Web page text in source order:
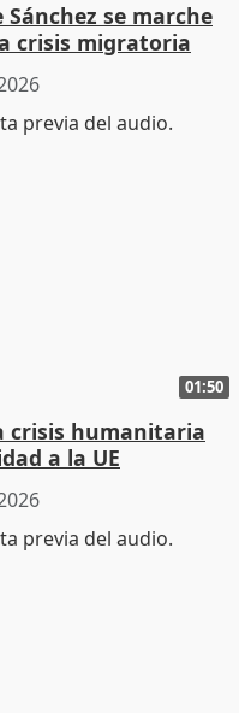
se marche
crisis migratoria
01:50
crisis humanitaria
a la UE